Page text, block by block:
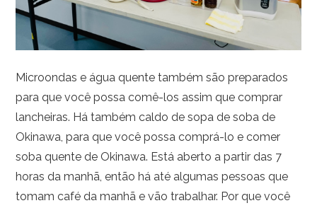
Microondas e água quente também são preparados
para que você possa comê-los assim que comprar
lancheiras. Há também caldo de sopa de soba de
Okinawa, para que você possa comprá-lo e comer
soba quente de Okinawa. Está aberto a partir das 7
horas da manhã, então há até algumas pessoas que
tomam café da manhã e vão trabalhar. Por que você